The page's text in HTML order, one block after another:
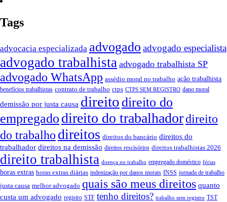
Tags
advocacia especializada advogado advogado especialista
advogado trabalhista advogado trabalhista SP
advogado WhatsApp assédio moral no trabalho ação trabalhista
benefícios trabalhistas contrato de trabalho ctps CTPS SEM REGISTRO dano moral
demissão por justa causa direito direito do
empregado direito do trabalhadordireito
do trabalho direitos direitos do bancário direitos do
trabalhador direitos na demissão direitos rescisórios direitos trabalhistas 2026
direito trabalhista doença no trabalho empregado doméstico férias
horas extras horas extras diárias indenização por danos morais INSS jornada de trabalho
justa causa melhor advogado quais são meus direitos quanto
custa um advogado registro STF tenho direitos? trabalho sem registro TST